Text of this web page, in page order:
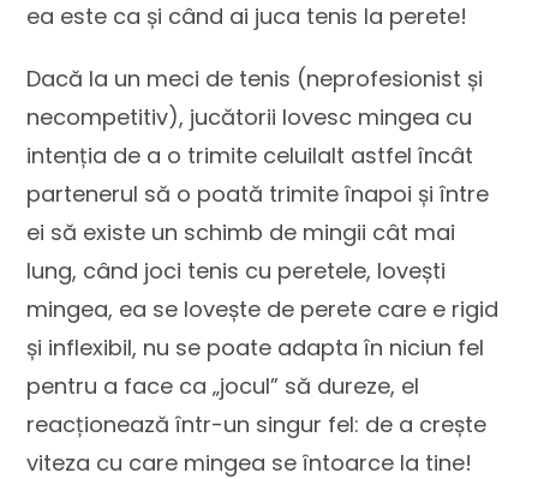
ea este ca și când ai juca tenis la perete!
Dacă la un meci de tenis (neprofesionist și
necompetitiv), jucătorii lovesc mingea cu
intenția de a o trimite celuilalt astfel încât
partenerul să o poată trimite înapoi și între
ei să existe un schimb de mingii cât mai
lung, când joci tenis cu peretele, lovești
mingea, ea se lovește de perete care e rigid
și inflexibil, nu se poate adapta în niciun fel
pentru a face ca „jocul” să dureze, el
reacționează într-un singur fel: de a crește
viteza cu care mingea se întoarce la tine!